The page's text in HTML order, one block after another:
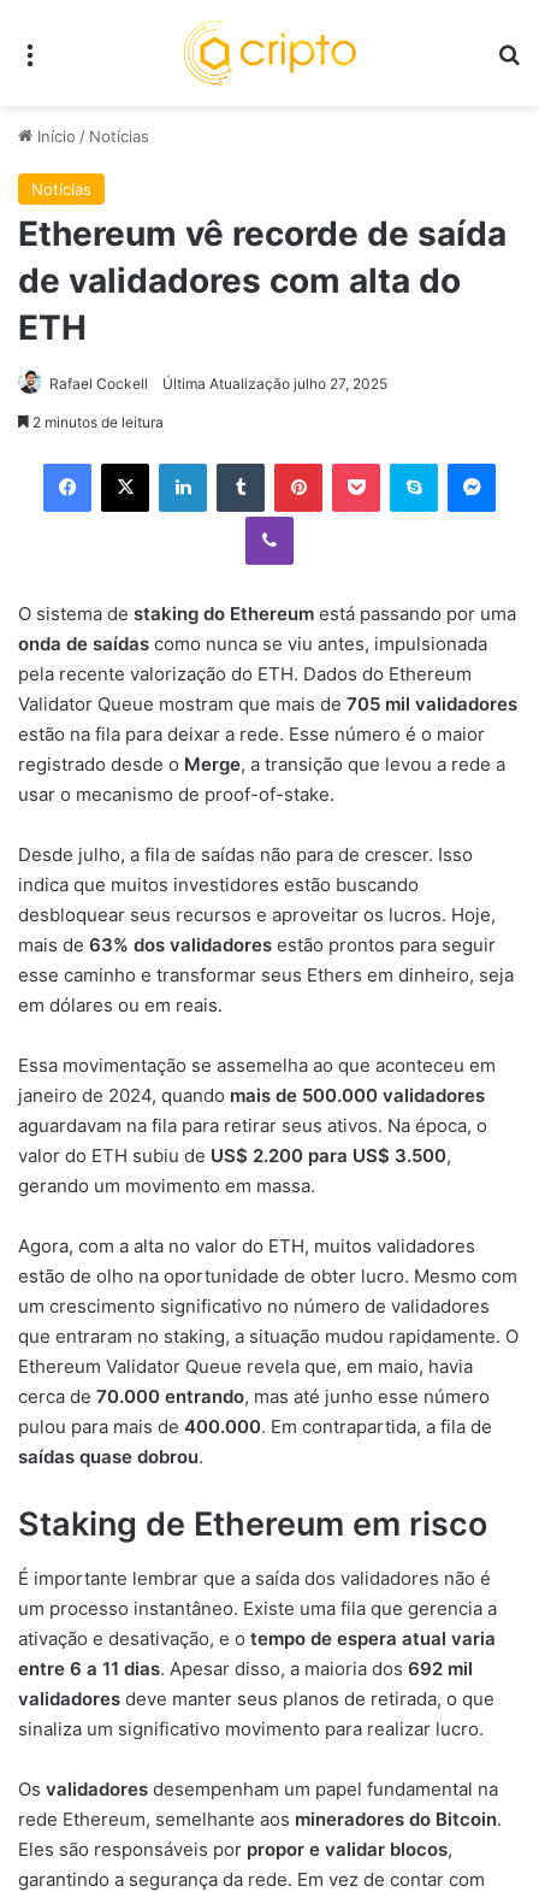
Início / Notícias
Notícias
Ethereum vê recorde de saída
de validadores com alta do
ETH
Rafael Cockell Última Atualização julho 27, 2025
2 minutos de leitura
Facebook
X LinkedinTumblr PinterestPocket Skype
Viber
O sistema de staking do Ethereum está passando por uma
onda de saídas como nunca se viu antes, impulsionada
pela recente valorização do ETH. Dados do Ethereum
Validator Queue mostram que mais de 705 mil validadores
estão na fila para deixar a rede. Esse número é o maior
registrado desde o Merge, a transição que levou a rede a
usar o mecanismo de proof-of-stake.
Desde julho, a fila de saídas não para de crescer. Isso
indica que muitos investidores estão buscando
desbloquear seus recursos e aproveitar os lucros. Hoje,
mais de 63% dos validadores estão prontos para seguir
esse caminho e transformar seus Ethers em dinheiro, seja
em dólares ou em reais.
Essa movimentação se assemelha ao que aconteceu em
janeiro de 2024, quando mais de 500.000 validadores
aguardavam na fila para retirar seus ativos. Na época, o
valor do ETH subiu de US$ 2.200 para US$ 3.500,
gerando um movimento em massa.
Agora, com a alta no valor do ETH, muitos validadores
estão de olho na oportunidade de obter lucro. Mesmo com
um crescimento significativo no número de validadores
que entraram no staking, a situação mudou rapidamente. O
Ethereum Validator Queue revela que, em maio, havia
cerca de 70.000 entrando, mas até junho esse número
pulou para mais de 400.000. Em contrapartida, a fila de
saídas quase dobrou.
Staking de Ethereum em risco
É importante lembrar que a saída dos validadores não é
um processo instantâneo. Existe uma fila que gerencia a
ativação e desativação, e o tempo de espera atual varia
entre 6 a 11 dias. Apesar disso, a maioria dos 692 mil
validadores deve manter seus planos de retirada, o que
sinaliza um significativo movimento para realizar lucro.
Os validadores desempenham um papel fundamental na
rede Ethereum, semelhante aos mineradores do Bitcoin.
Eles são responsáveis por propor e validar blocos,
garantindo a segurança da rede. Em vez de contar com